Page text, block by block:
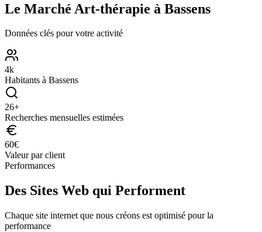
Le Marché Art-thérapie à Bassens
Données clés pour votre activité
4k
Habitants à Bassens
26+
Recherches mensuelles estimées
60€
Valeur par client
Performances
Des Sites Web qui Performent
Chaque site internet que nous créons est optimisé pour la
performance